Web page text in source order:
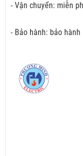
- Vận chuyển: miễn
- Bảo hành: bảo